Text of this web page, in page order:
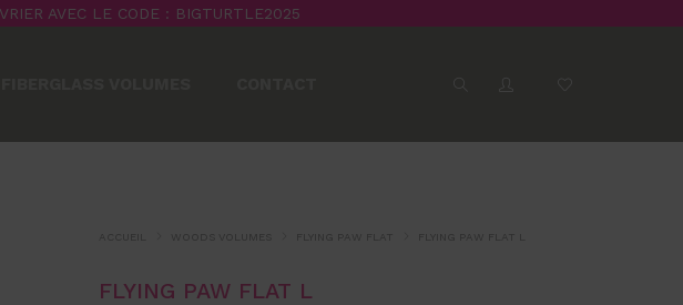
AVEC LE CODE : BIGTURTLE2025
FLYING PAW FLAT FLYING PAW FLAT L
FLYING PAW FLAT L